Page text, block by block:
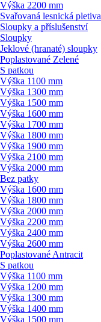
Výška 2200 mm
Svařovaná lesnická pletiva
Sloupky a příslušenství
Sloupky
Jeklové (hranaté) sloupky
Poplastované Zelené
S patkou
Výška 1100 mm
Výška 1300 mm
Výška 1500 mm
Výška 1600 mm
Výška 1700 mm
Výška 1800 mm
Výška 1900 mm
Výška 2100 mm
Výška 2000 mm
Bez patky
Výška 1600 mm
Výška 1800 mm
Výška 2000 mm
Výška 2200 mm
Výška 2400 mm
Výška 2600 mm
Poplastované Antracit
S patkou
Výška 1100 mm
Výška 1200 mm
Výška 1300 mm
Výška 1400 mm
Výška 1500 mm